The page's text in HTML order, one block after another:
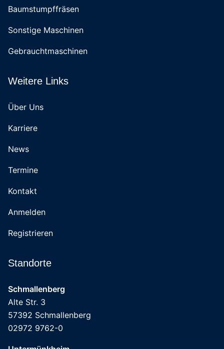
Baumstumpffräsen
Sonstige Maschinen
Gebrauchtmaschinen
Weitere Links
Über Uns
Karriere
News
Termine
Kontakt
Anmelden
Registrieren
Standorte
Schmallenberg
Alte Str. 3
57392 Schmallenberg
02972 9762-0